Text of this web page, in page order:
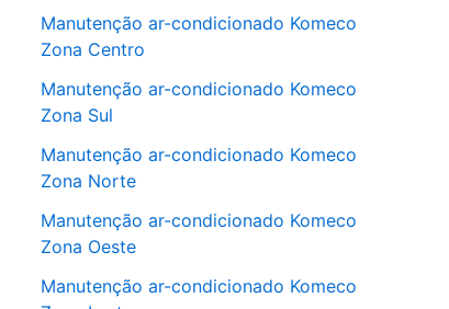
Manutenção ar-condicionado Komeco
Zona Centro
Manutenção ar-condicionado Komeco
Zona Sul
Manutenção ar-condicionado Komeco
Zona Norte
Manutenção ar-condicionado Komeco
Zona Oeste
Manutenção ar-condicionado Komeco